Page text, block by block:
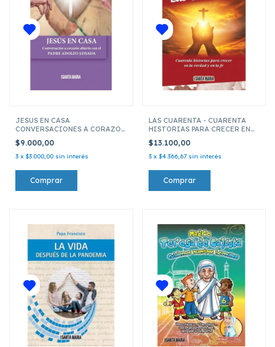
JESUS EN CASA
CONVERSACIONES A CORAZON
$9.000,00
3 x $3.000,00 sin interés
LAS CUARENTA - CUARENTA
HISTORIAS PARA CRECER EN
$13.100,00
3 x $4.366,67 sin interés